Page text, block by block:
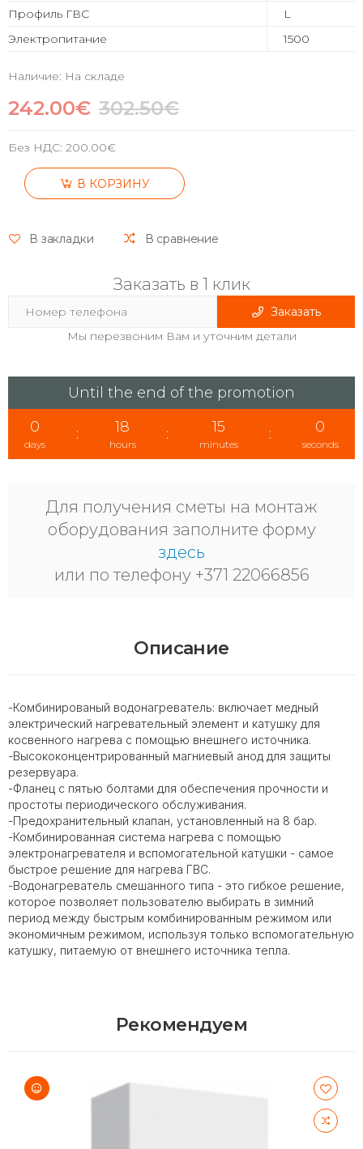
Профиль ГВС
L
Электропитание
1500
Наличие: На складе
242.00€ 302.50€
Без НДС: 200.00€
В КОРЗИНУ
В закладки В сравнение
Заказать в 1 клик
Заказать
Мы перезвоним Вам и уточним детали
Until the end of the promotion
0
days
: 18
hours
: 14
minutes
: 59
seconds
Для получения сметы на монтаж
оборудования заполните форму
здесь
или по телефону +371 22066856
Описание
-Комбинированый водонагреватель: включает медный
электрический нагревательный элемент и катушку для
косвенного нагрева с помощью внешнего источника.
-Высококонцентрированный магниевый анод для защиты
резервуара.
-Фланец с пятью болтами для обеспечения прочности и
простоты периодического обслуживания.
-Предохранительный клапан, установленный на 8 бар.
-Комбинированная система нагрева с помощью
электронагревателя и вспомогательной катушки - самое
быстрое решение для нагрева ГВС.
-Водонагреватель смешанного типа - это гибкое решение,
которое позволяет пользователю выбирать в зимний
период между быстрым комбинированным режимом или
экономичным режимом, используя только вспомогательную
катушку, питаемую от внешнего источника тепла.
Рекомендуем